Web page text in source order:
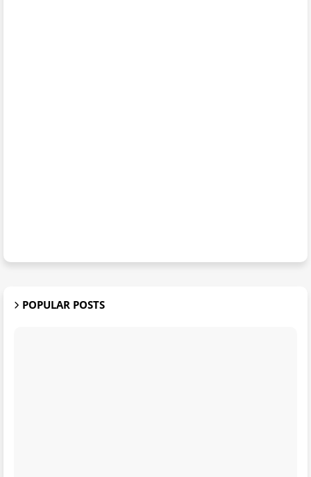
POPULAR POSTS